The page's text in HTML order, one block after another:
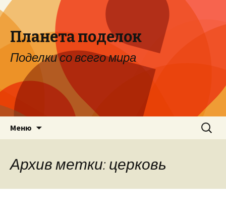
Планета поделок
Поделки со всего мира
Меню Найти:
Архив метки: церковь